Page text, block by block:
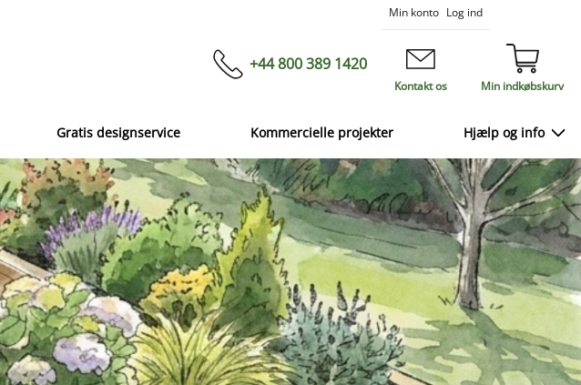
Min konto Log ind
Skip
Content
Min indkøbskurv
+44 800 389 1420
Kontakt os
Gratis designservice Kommercielle projekter Hjælp og info